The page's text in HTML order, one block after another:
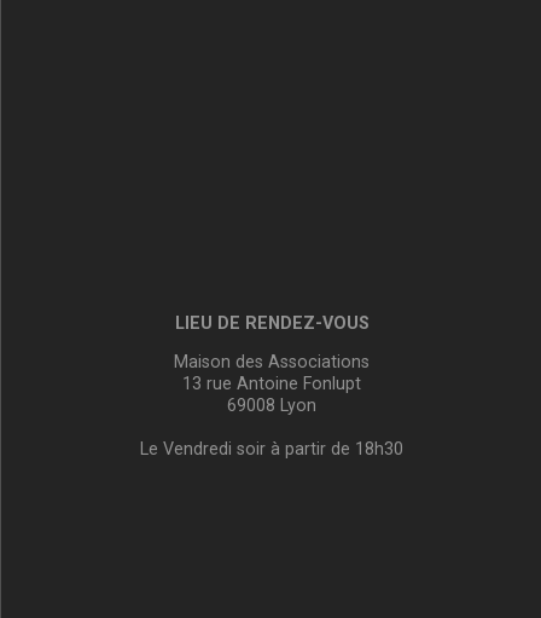
LIEU DE RENDEZ-VOUS
Maison des Associations
13 rue Antoine Fonlupt
69008 Lyon
Le Vendredi soir à partir de 18h30